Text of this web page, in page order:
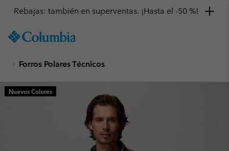
TO
SKIP
MAIN
NAV
Rebajas: también en superventas. ¡Hasta el -50 %!
Forros Polares Técnicos
Nuevos Colores